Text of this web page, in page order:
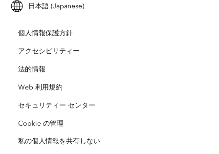
Esri ストア
Esri Young Professionals Network
ArcUser
ArcNews
ArcWatch
Esri Press
Esri ビデオ
採用情報
オープンビジョン
企業行動規範
サイトマップ
ArcGIS for Student Use
自然保護
教育機関
人種的平等
日本語 (Japanese)
個人情報保護方針
アクセシビリティー
法的情報
Web 利用規約
セキュリティー センター
Cookie の管理
私の個人情報を共有しない